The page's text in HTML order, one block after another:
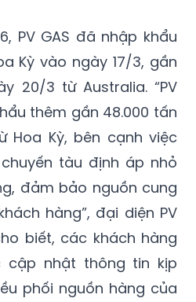
PV GAS đã nhập khẩu
Kỳ vào ngày 17/3, gần
20/3 từ Australia. “PV
thêm gần 48.000 tấn
Hoa Kỳ, bên cạnh việc
tàu định áp nhỏ
đảm bảo nguồn cung
hàng”, đại diện PV
biết, các khách hàng
cập nhật thông tin kịp
phối nguồn hàng của